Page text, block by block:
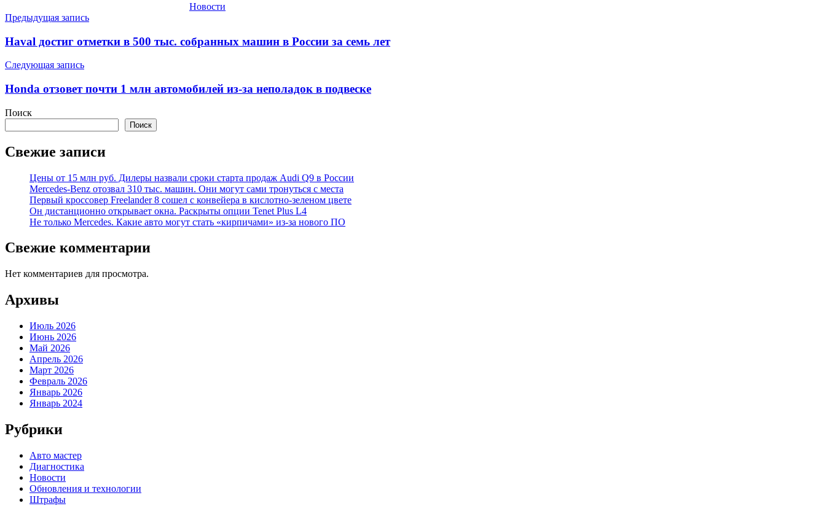
Новости
Навигация
по
записям
Предыдущая запись
Haval достиг отметки в 500 тыс. собранных машин в России за семь лет
Следующая запись
Honda отзовет почти 1 млн автомобилей из-за неполадок в подвеске
Поиск
Поиск
Свежие записи
Цены от 15 млн руб. Дилеры назвали сроки старта продаж Audi Q9 в России
Mercedes-Benz отозвал 310 тыс. машин. Они могут сами тронуться с места
Первый кроссовер Freelander 8 сошел с конвейера в кислотно-зеленом цвете
Он дистанционно открывает окна. Раскрыты опции Tenet Plus L4
Не только Mercedes. Какие авто могут стать «кирпичами» из-за нового ПО
Свежие комментарии
Нет комментариев для просмотра.
Архивы
Июль 2026
Июнь 2026
Май 2026
Апрель 2026
Март 2026
Февраль 2026
Январь 2026
Январь 2024
Рубрики
Авто мастер
Диагностика
Новости
Обновления и технологии
Штрафы